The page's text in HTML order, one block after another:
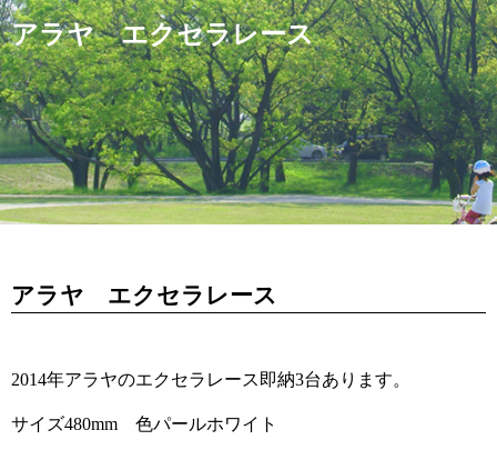
アラヤ エクセラレース
アラヤ エクセラレース
2014年アラヤのエクセラレース即納3台あります。
サイズ480mm 色パールホワイト